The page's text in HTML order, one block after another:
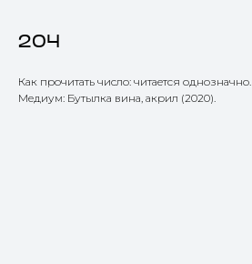
204
Как прочитать число: читается однозначно.
Медиум: Бутылка вина, акрил (2020).